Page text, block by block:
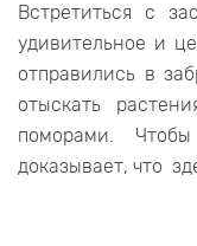
Встретиться с
удивительное и
отправились в
отыскать
поморами.
доказывает, что